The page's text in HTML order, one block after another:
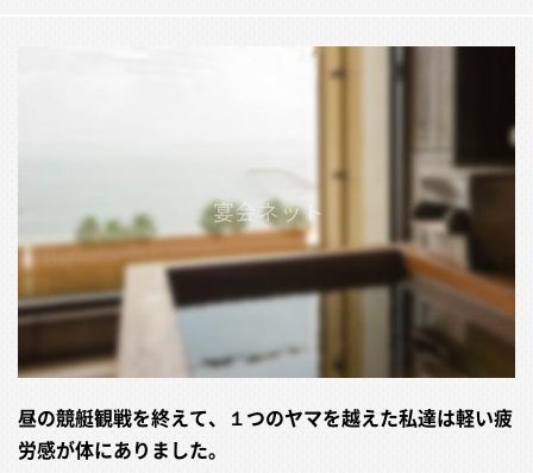
昼の競艇観戦を終えて、１つのヤマを越えた私達は軽い疲
労感が体にありました。